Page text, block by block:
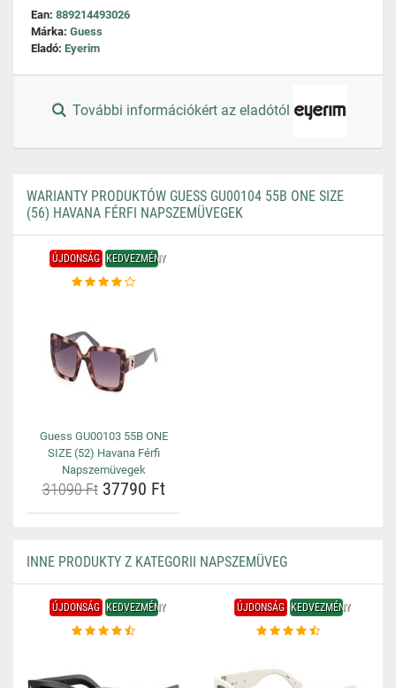
Ean: 889214493026
Márka: Guess
Eladó: Eyerim
További információkért az eladótól
WARIANTY PRODUKTÓW GUESS GU00104 55B ONE SIZE
(56) HAVANA FÉRFI NAPSZEMÜVEGEK
ÚJDONSÁG KEDVEZMÉNY
Guess GU00103 55B ONE
SIZE (52) Havana Férfi
Napszemüvegek
31090 Ft37790 Ft
INNE PRODUKTY Z KATEGORII NAPSZEMÜVEG
ÚJDONSÁG KEDVEZMÉNY ÚJDONSÁG KEDVEZMÉNY